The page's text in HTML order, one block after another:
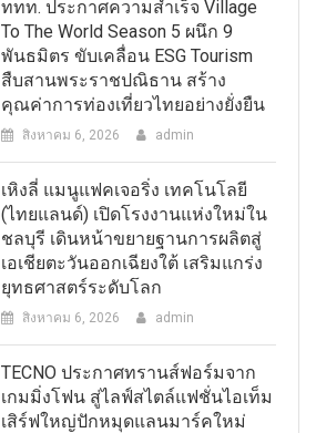
ททท. ประกาศความสำเร็จ Village
To The World Season 5 ผนึก 9
พันธมิตร ขับเคลื่อน ESG Tourism
สืบสานพระราชปณิธาน สร้าง
คุณค่าการท่องเที่ยวไทยอย่างยั่งยืน
สิงหาคม 6, 2026 admin
เหิงลี่ แมนูแฟคเจอริ่ง เทคโนโลยี
(ไทยแลนด์) เปิดโรงงานแห่งใหม่ใน
ชลบุรี เดินหน้าขยายฐานการผลิตสู่
เอเชียตะวันออกเฉียงใต้ เสริมแกร่ง
ยุทธศาสตร์ระดับโลก
สิงหาคม 6, 2026 admin
TECNO ประกาศทรานส์ฟอร์มจาก
เกมมิ่งโฟน สู่ไลฟ์สไตล์แฟชั่นไอเท็ม
เสิร์ฟใหญ่ปักหมุดแลนมาร์คใหม่